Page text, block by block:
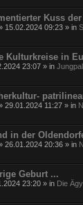
Kuss
15.02.2024 09:23 » in
Kulturkreise in
23:07 » in
29.01.2024 11:27 » in
in der
26.01.2024 20:36 » in
Geburt ...
23:20 » in Die